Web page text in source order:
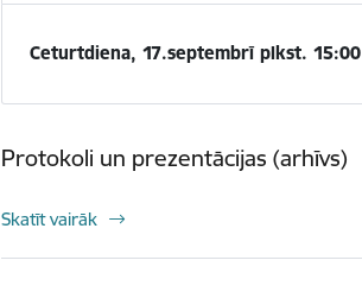
Ceturtdiena, 17.septembrī plkst. 15:00
Protokoli un prezentācijas (arhīvs)
Skatīt vairāk